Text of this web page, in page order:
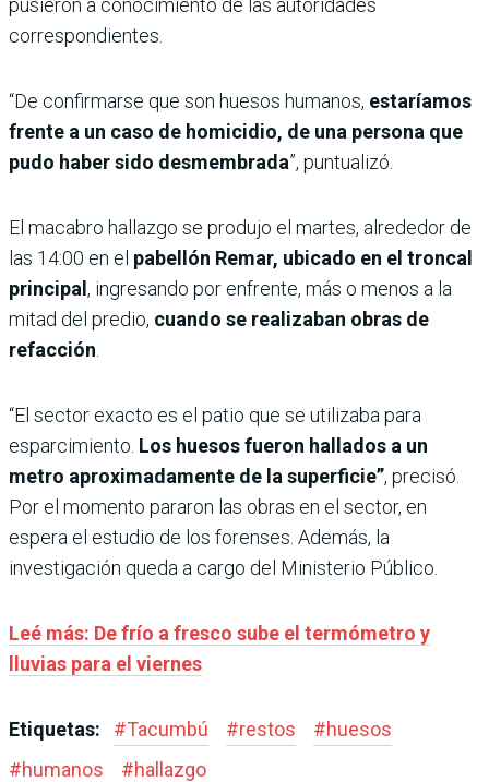
pusieron a conocimiento de las autoridades
correspondientes.
“De confirmarse que son huesos humanos, estaríamos
frente a un caso de homicidio, de una persona que
pudo haber sido desmembrada”, puntualizó.
El macabro hallazgo se produjo el martes, alrededor de
las 14:00 en el pabellón Remar, ubicado en el troncal
principal , ingresando por enfrente, más o menos a la
mitad del predio, cuando se realizaban obras de
refacción
“El sector exacto es el patio que se utilizaba para
esparcimiento. Los huesos fueron hallados a un
metro aproximadamente de la superficie”, precisó.
Por el momento pararon las obras en el sector, en
espera el estudio de los forenses. Además, la
investigación queda a cargo del Ministerio Público.
Leé más: De frío a fresco sube el termómetro y
lluvias para el viernes
Etiquetas: #Tacumbú #restos #huesos
#humanos #hallazgo